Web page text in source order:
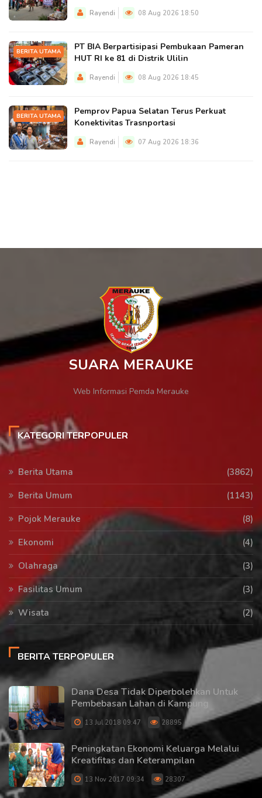
Rayendi 08 Aug 2026 18:50
BERITA UTAMA
PT BIA Berpartisipasi Pembukaan Pameran
HUT RI ke 81 di Distrik Ulilin
Rayendi 08 Aug 2026 18:45
BERITA UTAMA
Pemprov Papua Selatan Terus Perkuat
Konektivitas Trasnportasi
Rayendi 07 Aug 2026 18:36
SUARA MERAUKE
Web Informasi Pemda Merauke
KATEGORI TERPOPULER
Berita Utama
(3862)
Berita Umum
(1143)
Pojok Merauke
(8)
Ekonomi
(4)
Olahraga
(3)
Fasilitas Umum
(3)
Wisata
(2)
BERITA TERPOPULER
Dana Desa Tidak Diperbolehkan Untuk
Pembebasan Lahan di Kampung
13 Jul 2018 09:47 28895
Peningkatan Ekonomi Keluarga Melalui
Kreatifitas dan Keterampilan
13 Nov 2017 09:34 28307